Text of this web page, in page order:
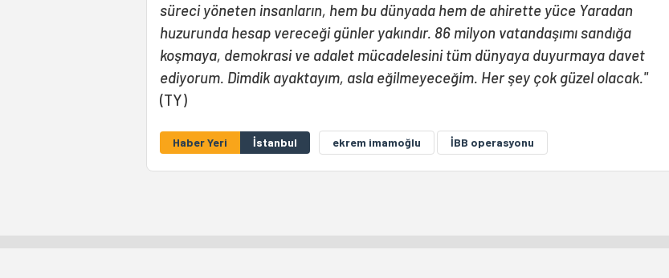
süreci yöneten insanların, hem bu dünyada hem de ahirette yüce Yaradan
huzurunda hesap vereceği günler yakındır. 86 milyon vatandaşımı sandığa
koşmaya, demokrasi ve adalet mücadelesini tüm dünyaya duyurmaya davet
ediyorum. Dimdik ayaktayım, asla eğilmeyeceğim. Her şey çok güzel olacak."
(TY)
Haber Yeri İstanbul ekrem imamoğlu İBB operasyonu